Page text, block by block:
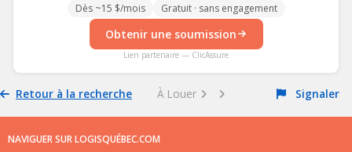
Dès ~15 $/mois Gratuit · sans engagement
Obtenir une soumission
Lien partenaire — ClicAssure
Retour à la recherche À Louer Signaler
NAVIGUER SUR LOGISQUÉBEC.COM